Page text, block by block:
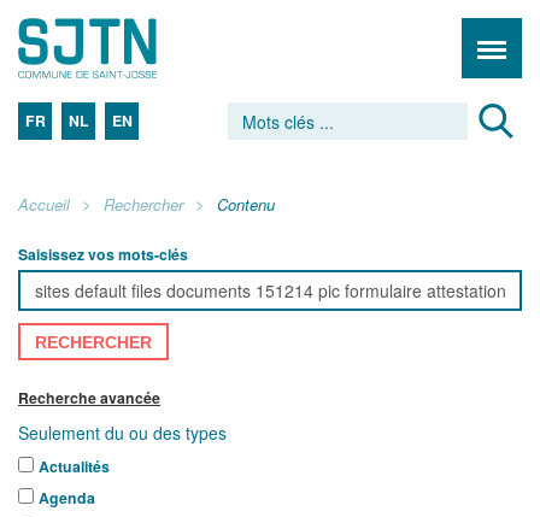
FR NL EN
Accueil Rechercher Contenu
Saisissez vos mots-clés
RECHERCHER
Recherche avancée
Seulement du ou des types
Actualités
Agenda